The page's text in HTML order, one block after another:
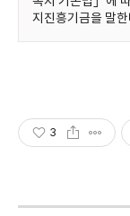
지진흥기금을 말한
3